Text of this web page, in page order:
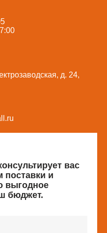
д. 24,
вас
поставки и
выгодное
бюджет.